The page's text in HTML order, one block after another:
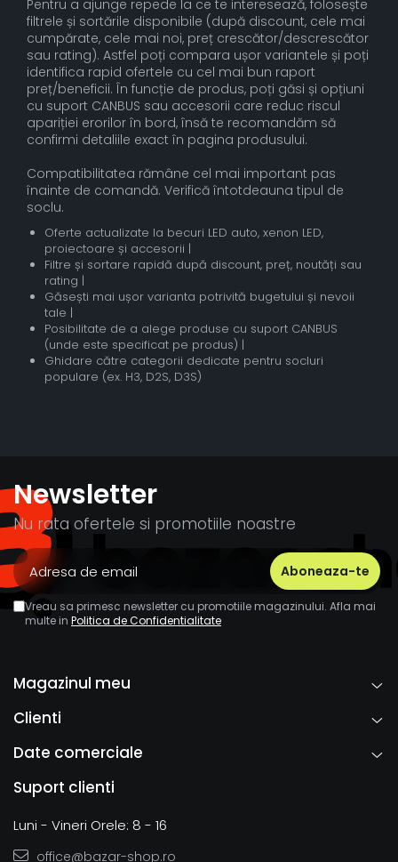
Pentru a ajunge repede la ce te interesează, folosește
filtrele și sortările disponibile (după discount, cele mai
cumpărate, cele mai noi, preț crescător/descrescător
sau rating). Astfel poți compara ușor variantele și poți
identifica rapid ofertele cu cel mai bun raport
preț/beneficii. În funcție de produs, poți găsi și opțiuni
cu suport CANBUS sau accesorii care reduc riscul
apariției erorilor în bord, însă te recomandăm să
confirmi detaliile exact în pagina produsului.
Compatibilitatea rămâne cel mai important pas
înainte de comandă. Verifică întotdeauna tipul de
soclu.
Oferte actualizate la becuri LED auto, xenon LED,
proiectoare și accesorii |
Filtre și sortare rapidă după discount, preț, noutăți sau
rating |
Găsești mai ușor varianta potrivită bugetului și nevoii
tale |
Posibilitate de a alege produse cu suport CANBUS
(unde este specificat pe produs) |
Ghidare către categorii dedicate pentru socluri
populare (ex. H3, D2S, D3S)
Newsletter
Nu rata ofertele si promotiile noastre
Vreau sa primesc newsletter cu promotiile magazinului. Afla mai
multe in Politica de Confidentialitate
Magazinul meu
Clienti
Date comerciale
Suport clienti
Luni - Vineri Orele: 8 - 16
office@bazar-shop.ro